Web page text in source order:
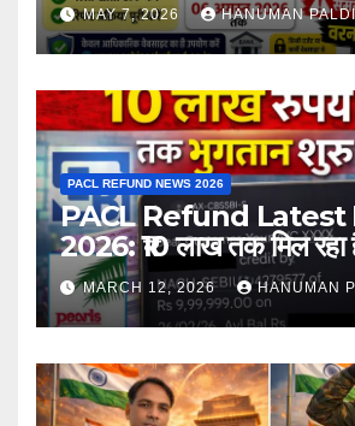
MAY 7, 2026 HANUMAN
PACL REFUND NEWS 2026
PACL Refund Latest
2026: ₹10 लाख तक मिल रहा
MARCH 12, 2026 HANUMAN